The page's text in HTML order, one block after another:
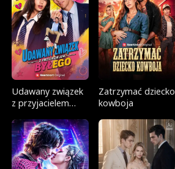
Udawany związek
z przyjacielem
Zatrzymać dziecko
kowboja